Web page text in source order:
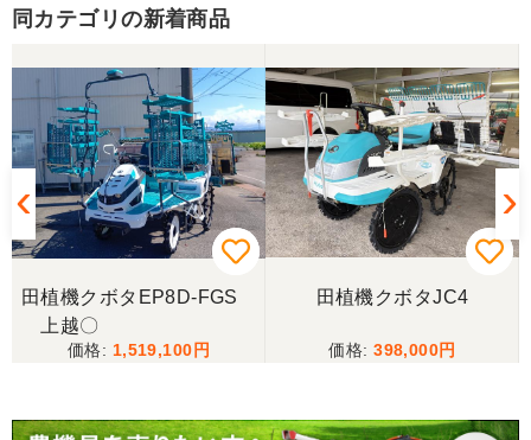
スタッフの鈴木さんが親切で機械に詳しく 丁寧にご
対応頂きました。 ありがとう！ 少し距離はあります
が、今後も農機具を買う際はのうき屋さんを利用し
ようと思います。
三重県／miraisann
写真と現物が違いすぎる
三重県／谷本勝美
こちらの、対応も、よく、大変、満足、です。
同カテゴリの新着商品
田植機クボタEP8D-FGS
上越〇
1,519,100
田植機クボタJC4
398,000